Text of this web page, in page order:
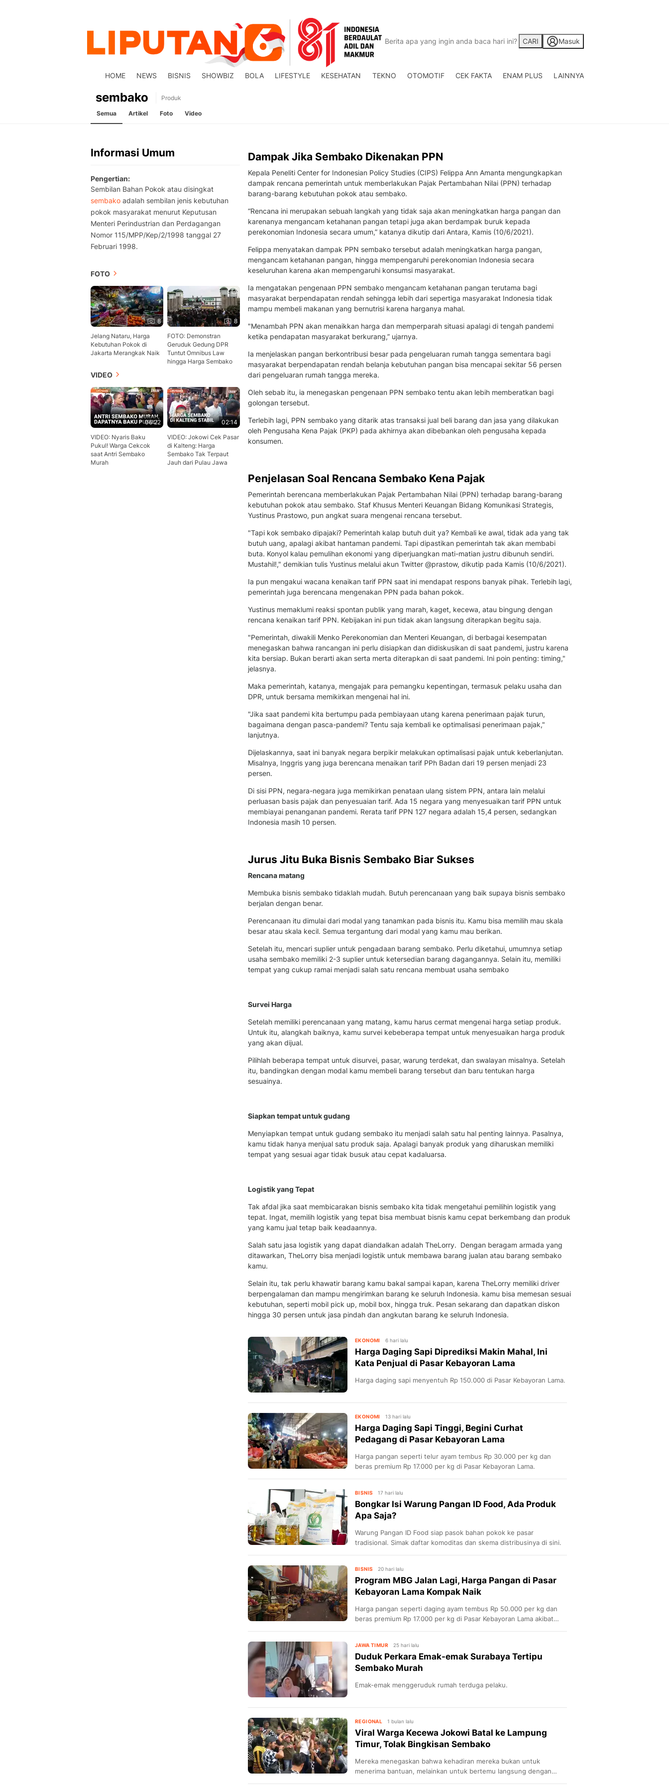
CARI Masuk
HOME NEWS BISNIS SHOWBIZ BOLA LIFESTYLE KESEHATAN TEKNO OTOMOTIF CEK FAKTA ENAM PLUS
LAINNYA
sembako Produk
Semua Artikel Foto Video
Informasi Umum
Pengertian
Sembilan Bahan Pokok atau disingkat
sembako adalah sembilan jenis kebutuhan
pokok masyarakat menurut Keputusan
Menteri Perindustrian dan Perdagangan
Nomor 115/MPP/Kep/2/1998 tanggal 27
Februari 1998.
FOTO
8
Jelang Nataru, Harga
Kebutuhan Pokok di
Jakarta Merangkak Naik
8
FOTO: Demonstran
Geruduk Gedung DPR
Tuntut Omnibus Law
hingga Harga Sembako
VIDEO
06:22
VIDEO: Nyaris Baku
Pukul! Warga Cekcok
saat Antri Sembako
Murah
02:14
VIDEO: Jokowi Cek Pasar
di Kalteng: Harga
Sembako Tak Terpaut
Jauh dari Pulau Jawa
Dampak Jika Sembako Dikenakan PPN
Kepala Peneliti Center for Indonesian Policy Studies (CIPS) Felippa Ann Amanta mengungkapkan
dampak rencana pemerintah untuk memberlakukan Pajak Pertambahan Nilai (PPN) terhadap
barang-barang kebutuhan pokok atau sembako.
“Rencana ini merupakan sebuah langkah yang tidak saja akan meningkatkan harga pangan dan
karenanya mengancam ketahanan pangan tetapi juga akan berdampak buruk kepada
perekonomian Indonesia secara umum,” katanya dikutip dari Antara, Kamis (10/6/2021).
Felippa menyatakan dampak PPN sembako tersebut adalah meningkatkan harga pangan,
mengancam ketahanan pangan, hingga mempengaruhi perekonomian Indonesia secara
keseluruhan karena akan mempengaruhi konsumsi masyarakat.
Ia mengatakan pengenaan PPN sembako mengancam ketahanan pangan terutama bagi
masyarakat berpendapatan rendah sehingga lebih dari sepertiga masyarakat Indonesia tidak
mampu membeli makanan yang bernutrisi karena harganya mahal.
"Menambah PPN akan menaikkan harga dan memperparah situasi apalagi di tengah pandemi
ketika pendapatan masyarakat berkurang,” ujarnya.
Ia menjelaskan pangan berkontribusi besar pada pengeluaran rumah tangga sementara bagi
masyarakat berpendapatan rendah belanja kebutuhan pangan bisa mencapai sekitar 56 persen
dari pengeluaran rumah tangga mereka.
Oleh sebab itu, ia menegaskan pengenaan PPN sembako tentu akan lebih memberatkan bagi
golongan tersebut.
Terlebih lagi, PPN sembako yang ditarik atas transaksi jual beli barang dan jasa yang dilakukan
oleh Pengusaha Kena Pajak (PKP) pada akhirnya akan dibebankan oleh pengusaha kepada
konsumen.
Penjelasan Soal Rencana Sembako Kena Pajak
Pemerintah berencana memberlakukan Pajak Pertambahan Nilai (PPN) terhadap barang-barang
kebutuhan pokok atau sembako. Staf Khusus Menteri Keuangan Bidang Komunikasi Strategis,
Yustinus Prastowo, pun angkat suara mengenai rencana tersebut.
"Tapi kok sembako dipajaki? Pemerintah kalap butuh duit ya? Kembali ke awal, tidak ada yang tak
butuh uang, apalagi akibat hantaman pandemi. Tapi dipastikan pemerintah tak akan membabi
buta. Konyol kalau pemulihan ekonomi yang diperjuangkan mati-matian justru dibunuh sendiri.
Mustahil!," demikian tulis Yustinus melalui akun Twitter @prastow, dikutip pada Kamis (10/6/2021).
Ia pun mengakui wacana kenaikan tarif PPN saat ini mendapat respons banyak pihak. Terlebih lagi,
pemerintah juga berencana mengenakan PPN pada bahan pokok.
Yustinus memaklumi reaksi spontan publik yang marah, kaget, kecewa, atau bingung dengan
rencana kenaikan tarif PPN. Kebijakan ini pun tidak akan langsung diterapkan begitu saja.
"Pemerintah, diwakili Menko Perekonomian dan Menteri Keuangan, di berbagai kesempatan
menegaskan bahwa rancangan ini perlu disiapkan dan didiskusikan di saat pandemi, justru karena
kita bersiap. Bukan berarti akan serta merta diterapkan di saat pandemi. Ini poin penting: timing,"
jelasnya.
Maka pemerintah, katanya, mengajak para pemangku kepentingan, termasuk pelaku usaha dan
DPR, untuk bersama memikirkan mengenai hal ini.
"Jika saat pandemi kita bertumpu pada pembiayaan utang karena penerimaan pajak turun,
bagaimana dengan pasca-pandemi? Tentu saja kembali ke optimalisasi penerimaan pajak,"
lanjutnya.
Dijelaskannya, saat ini banyak negara berpikir melakukan optimalisasi pajak untuk keberlanjutan.
Misalnya, Inggris yang juga berencana menaikan tarif PPh Badan dari 19 persen menjadi 23
persen.
Di sisi PPN, negara-negara juga memikirkan penataan ulang sistem PPN, antara lain melalui
perluasan basis pajak dan penyesuaian tarif. Ada 15 negara yang menyesuaikan tarif PPN untuk
membiayai penanganan pandemi. Rerata tarif PPN 127 negara adalah 15,4 persen, sedangkan
Indonesia masih 10 persen.
Jurus Jitu Buka Bisnis Sembako Biar Sukses
Rencana matang
Membuka bisnis sembako tidaklah mudah. Butuh perencanaan yang baik supaya bisnis sembako
berjalan dengan benar.
Perencanaan itu dimulai dari modal yang tanamkan pada bisnis itu. Kamu bisa memilih mau skala
besar atau skala kecil. Semua tergantung dari modal yang kamu mau berikan.
Setelah itu, mencari suplier untuk pengadaan barang sembako. Perlu diketahui, umumnya setiap
usaha sembako memiliki 2-3 suplier untuk ketersedian barang dagangannya. Selain itu, memiliki
tempat yang cukup ramai menjadi salah satu rencana membuat usaha sembako
Survei Harga
Setelah memiliki perencanaan yang matang, kamu harus cermat mengenai harga setiap produk.
Untuk itu, alangkah baiknya, kamu survei kebeberapa tempat untuk menyesuaikan harga produk
yang akan dijual.
Pilihlah beberapa tempat untuk disurvei, pasar, warung terdekat, dan swalayan misalnya. Setelah
itu, bandingkan dengan modal kamu membeli barang tersebut dan baru tentukan harga
sesuainya.
Siapkan tempat untuk gudang
Menyiapkan tempat untuk gudang sembako itu menjadi salah satu hal penting lainnya. Pasalnya,
kamu tidak hanya menjual satu produk saja. Apalagi banyak produk yang diharuskan memiliki
tempat yang sesuai agar tidak busuk atau cepat kadaluarsa.
Logistik yang Tepat
Tak afdal jika saat membicarakan bisnis sembako kita tidak mengetahui pemilihin logistik yang
tepat. Ingat, memilih logistik yang tepat bisa membuat bisnis kamu cepat berkembang dan produk
yang kamu jual tetap baik keadaannya.
Salah satu jasa logistik yang dapat diandalkan adalah TheLorry. Dengan beragam armada yang
ditawarkan, TheLorry bisa menjadi logistik untuk membawa barang jualan atau barang sembako
kamu.
Selain itu, tak perlu khawatir barang kamu bakal sampai kapan, karena TheLorry memiliki driver
berpengalaman dan mampu mengirimkan barang ke seluruh Indonesia. kamu bisa memesan sesuai
kebutuhan, seperti mobil pick up, mobil box, hingga truk. Pesan sekarang dan dapatkan diskon
hingga 30 persen untuk jasa pindah dan angkutan barang ke seluruh Indonesia.
EKONOMI 6 hari lalu
Harga Daging Sapi Diprediksi Makin Mahal, Ini
Kata Penjual di Pasar Kebayoran Lama
Harga daging sapi menyentuh Rp 150.000 di Pasar Kebayoran Lama.
EKONOMI 13 hari lalu
Harga Daging Sapi Tinggi, Begini Curhat
Pedagang di Pasar Kebayoran Lama
Harga pangan seperti telur ayam tembus Rp 30.000 per kg dan
beras premium Rp 17.000 per kg di Pasar Kebayoran Lama.
BISNIS 17 hari lalu
Bongkar Isi Warung Pangan ID Food, Ada Produk
Apa Saja?
Warung Pangan ID Food siap pasok bahan pokok ke pasar
tradisional. Simak daftar komoditas dan skema distribusinya di sini.
BISNIS 20 hari lalu
Program MBG Jalan Lagi, Harga Pangan di Pasar
Kebayoran Lama Kompak Naik
Harga pangan seperti daging ayam tembus Rp 50.000 per kg dan
beras premium Rp 17.000 per kg di Pasar Kebayoran Lama akibat
JAWA TIMUR 25 hari lalu
Duduk Perkara Emak-emak Surabaya Tertipu
Sembako Murah
Emak-emak menggeruduk rumah terduga pelaku.
REGIONAL 1 bulan lalu
Viral Warga Kecewa Jokowi Batal ke Lampung
Timur, Tolak Bingkisan Sembako
Mereka menegaskan bahwa kehadiran mereka bukan untuk
menerima bantuan, melainkan untuk bertemu langsung dengan